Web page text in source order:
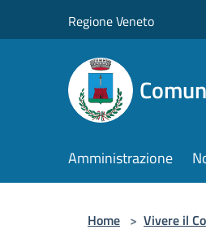
Regione Veneto
Amministrazione
Home > Vivere il